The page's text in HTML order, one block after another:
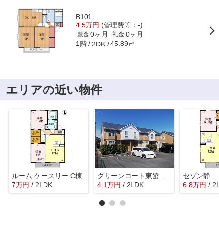
B101
4.5万円 (管理費等：-)
敷金 0ヶ月 礼金 0ヶ月
1階 2DK 45.89㎡
エリアの近い物件
ルーム ケースリー C棟
7万円 / 2LDK
グリーンコート東館 Ｃ
4.1万円 / 2LDK
セゾン静
6.8万円 /